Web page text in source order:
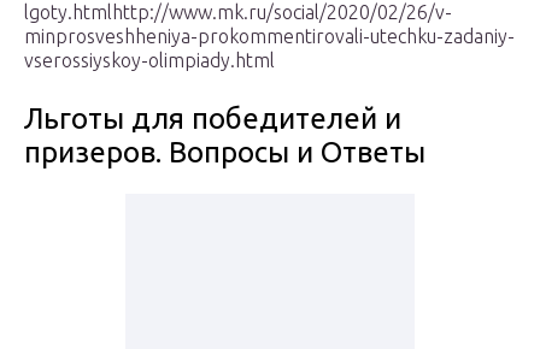
lgoty.htmlhttp://www.mk.ru/social/2020/02/26/v-
minprosveshheniya-prokommentirovali-utechku-zadaniy-
vserossiyskoy-olimpiady.html
Льготы для победителей и
призеров. Вопросы и Ответы